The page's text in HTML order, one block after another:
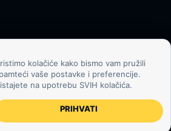
Sva prava pridržana.
i velike ideje za znatiželjne
čitatelje.
kolačiće kako bismo vam pružili
vaše postavke i preferencije.
na upotrebu SVIH kolačića.
PRIHVATI